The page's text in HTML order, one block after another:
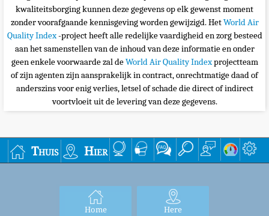
kwaliteitsborging kunnen deze gegevens op elk gewenst moment
zonder voorafgaande kennisgeving worden gewijzigd. HetWorld Air
Quality Index-project heeft alle redelijke vaardigheid en zorg besteed
aan het samenstellen van de inhoud van deze informatie en onder
geen enkele voorwaarde zal deWorld Air Quality Indexprojectteam
of zijn agenten zijn aansprakelijk in contract, onrechtmatige daad of
anderszins voor enig verlies, letsel of schade die direct of indirect
voortvloeit uit de levering van deze gegevens.
Thuis Hier
Home Here